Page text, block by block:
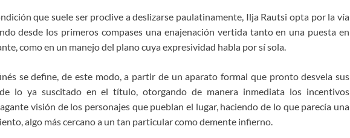
que suele ser proclive a deslizarse paulatinamente, Ilja Rautsi opta por la vía
desde los primeros compases una enajenación vertida tanto en una puesta en
como en un manejo del plano cuya expresividad habla por sí sola.
se define, de este modo, a partir de un aparato formal que pronto desvela sus
lo ya suscitado en el título, otorgando de manera inmediata los incentivos
visión de los personajes que pueblan el lugar, haciendo de lo que parecía una
algo más cercano a un tan particular como demente infierno.